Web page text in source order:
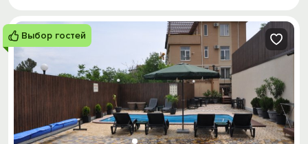
Выбор гостей